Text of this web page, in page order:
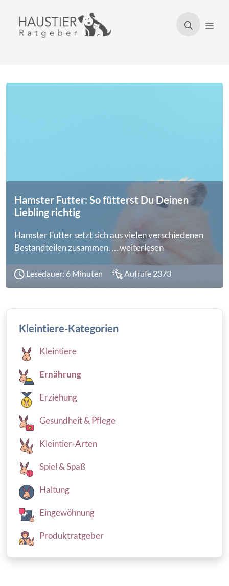
Inhalt
springen
Hamster Futter: So fütterst Du Deinen
Liebling richtig
Hamster Futter setzt sich aus vielen verschiedenen
Bestandteilen zusammen. ...weiterlesen
Lesedauer: 6 Minuten Aufrufe 2373
Kleintiere-Kategorien
Kleintiere
Ernährung
Erziehung
Gesundheit & Pflege
Kleintier-Arten
Spiel & Spaß
Haltung
Eingewöhnung
Produktratgeber